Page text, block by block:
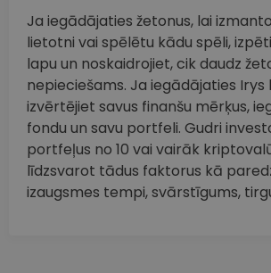
Ja iegādājaties žetonus, lai
lietotni vai spēlētu kādu spēli,
lapu un noskaidrojiet, cik daudz
nepieciešams. Ja iegādājaties Irys
izvērtējiet savus finanšu mērķus,
fondu un savu portfeli. Gudri
portfeļus no 10 vai vairāk
līdzsvarot tādus faktorus kā
izaugsmes tempi, svārstīgums,